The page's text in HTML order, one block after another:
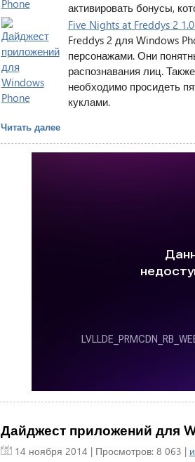
активировать бонусы,
Five Nights at Freddys 2
Freddys 2 для Windows
персонажами. Они
распознавания лиц.
необходимо просидеть
куклами.
Читать далее
Дайджест приложений для
14 ноября 2014 | Просмотров: 8 063 |